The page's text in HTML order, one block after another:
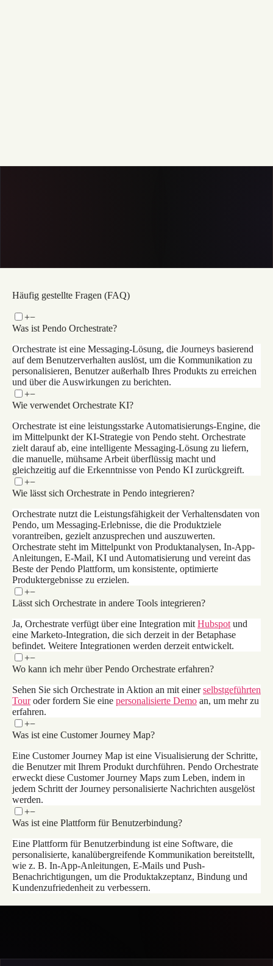
Häufig gestellte Fragen (FAQ)
+−
Was ist Pendo Orchestrate?
Orchestrate ist eine Messaging-Lösung, die Journeys basierend
auf dem Benutzerverhalten auslöst, um die Kommunikation zu
personalisieren, Benutzer außerhalb Ihres Produkts zu erreichen
und über die Auswirkungen zu berichten.
+−
Wie verwendet Orchestrate KI?
Orchestrate ist eine leistungsstarke Automatisierungs-Engine, die
im Mittelpunkt der KI-Strategie von Pendo steht. Orchestrate
zielt darauf ab, eine intelligente Messaging-Lösung zu liefern,
die manuelle, mühsame Arbeit überflüssig macht und
gleichzeitig auf die Erkenntnisse von Pendo KI zurückgreift.
+−
Wie lässt sich Orchestrate in Pendo integrieren?
Orchestrate nutzt die Leistungsfähigkeit der Verhaltensdaten von
Pendo, um Messaging-Erlebnisse, die die Produktziele
vorantreiben, gezielt anzusprechen und auszuwerten.
Orchestrate steht im Mittelpunkt von Produktanalysen, In-App-
Anleitungen, E-Mail, KI und Automatisierung und vereint das
Beste der Pendo Plattform, um konsistente, optimierte
Produktergebnisse zu erzielen.
+−
Lässt sich Orchestrate in andere Tools integrieren?
Ja, Orchestrate verfügt über eine Integration mit Hubspot und
eine Marketo-Integration, die sich derzeit in der Betaphase
befindet. Weitere Integrationen werden derzeit entwickelt.
+−
Wo kann ich mehr über Pendo Orchestrate erfahren?
Sehen Sie sich Orchestrate in Aktion an mit einerselbstgeführten
Touroder fordern Sie eine personalisierte Demo an, um mehr zu
erfahren.
+−
Was ist eine Customer Journey Map?
Eine Customer Journey Map ist eine Visualisierung der Schritte,
die Benutzer mit Ihrem Produkt durchführen. Pendo Orchestrate
erweckt diese Customer Journey Maps zum Leben, indem in
jedem Schritt der Journey personalisierte Nachrichten ausgelöst
werden.
+−
Was ist eine Plattform für Benutzerbindung?
Eine Plattform für Benutzerbindung ist eine Software, die
personalisierte, kanalübergreifende Kommunikation bereitstellt,
wie z. B. In-App-Anleitungen, E-Mails und Push-
Benachrichtigungen, um die Produktakzeptanz, Bindung und
Kundenzufriedenheit zu verbessern.